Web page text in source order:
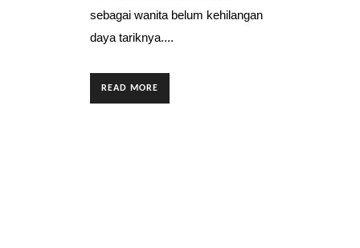
sebagai wanita belum kehilangan
daya tariknya....
READ MORE